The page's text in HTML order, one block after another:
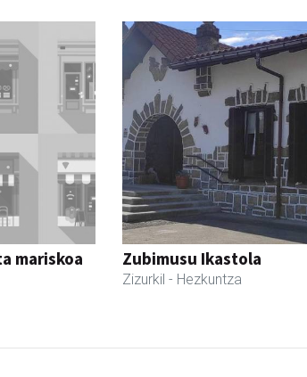
mariskoa Zubimusu Ikastola
Zizurkil - Hezkuntza